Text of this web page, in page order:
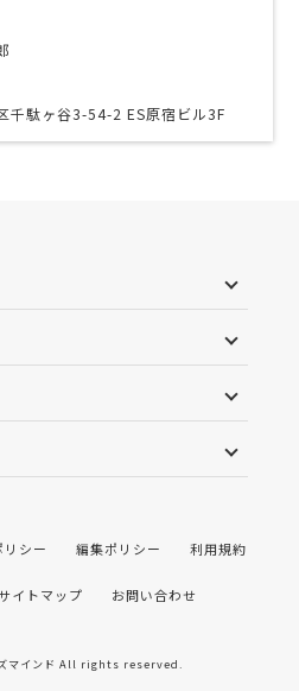
千駄ヶ谷3-54-2 ES原宿ビル3F
シー 編集ポリシー 利用規約
イトマップ お問い合わせ
マインド All rights reserved.